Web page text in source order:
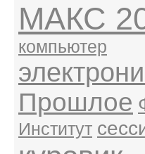
МАКС
компьютер
Прошлое
Институт